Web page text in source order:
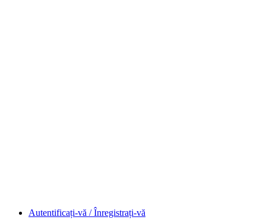
Autentificați-vă / Înregistrați-vă